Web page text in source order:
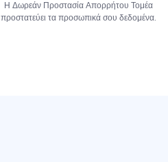
Η Δωρεάν Προστασία Απορρήτου Τομέα
προστατεύει τα προσωπικά σου δεδομένα.